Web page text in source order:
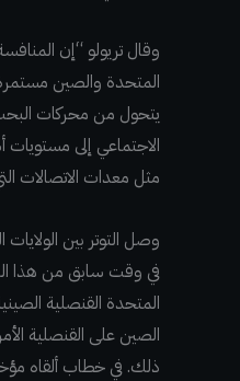
وقال تريولو “إن
المتحدة والصين
يتحول من محركات
الاجتماعي إلى مستويات
مثل معدات الاتصالات
وصل التوتر بين
في وقت سابق من هذا
المتحدة القنصلية
الصين على القنصلية
ذلك. في خطاب ألقاه